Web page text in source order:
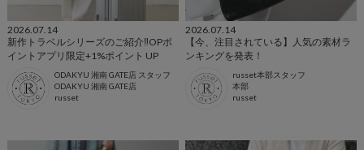
2026.07.14
新作トラベルシリーズのご紹介‼️OPポ
イントアプリ限定+1%ポイント UP
ODAKYU 湘南 GATE店 スタッフ
ODAKYU 湘南 GATE店
russet
2026.07.14
【今、注目されている】人気の素材ラ
ンキングを発表！
russet本部スタッフ
本部
russet